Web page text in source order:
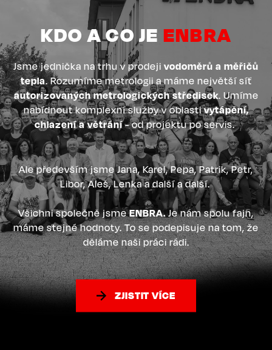
KDO A CO JE ENBRA
Jsme jednička na trhu v prodeji vodoměrů a měřičů
tepla. Rozumíme metrologii a máme největší síť
autorizovaných metrologických středisek. Umíme
nabídnout komplexní služby v oblastivytápění,
chlazení a větrání- od projektu po servis.
Ale především jsme Jana, Karel, Pepa, Patrik, Petr,
Libor, Aleš, Lenka a další a další.
Všichni společně jsmeENBRA.Je nám spolu fajn,
máme stejné hodnoty. To se podepisuje na tom, že
děláme naši práci rádi.
ZJISTIT VÍCE